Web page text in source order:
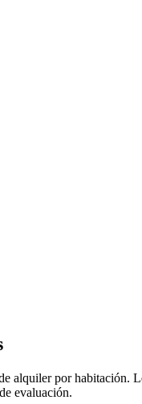
alquiler por habitación.
evaluación.